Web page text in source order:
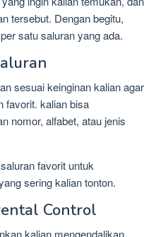
tersebut. Dengan begitu,
satu saluran yang ada.
sesuai keinginan kalian agar
favorit. kalian bisa
nomor, alfabet, atau jenis
favorit untuk
sering kalian tonton.
Control
kalian mengendalikan